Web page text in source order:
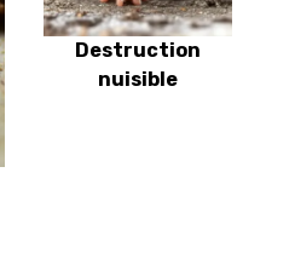
Destruction
nuisible